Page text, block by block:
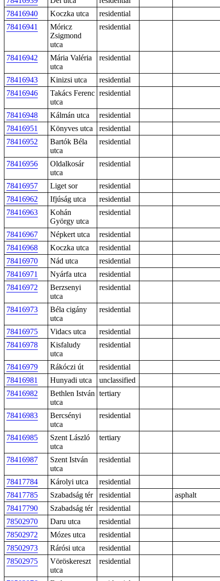
78416940
Koczka utca
residential
78416941
Móricz
Zsigmond
utca
residential
78416942
Mária Valéria
utca
residential
78416943 Kinizsi utca
residential
78416946
Takács Ferenc
utca
residential
78416948 Kálmán utca
residential
78416951
Könyves utca
residential
78416952
Bartók Béla
utca
residential
78416956
Oldalkosár
utca
residential
78416957 Liget sor
residential
78416962
Ifjúság utca
residential
78416963
Kohán
György utca
residential
78416967 Népkert utca
residential
78416968
Koczka utca
residential
78416970
Nád utca
residential
78416971
Nyárfa utca
residential
78416972
Berzsenyi
utca
residential
78416973
Béla cigány
utca
residential
78416975 Vidacs utca
residential
78416978
Kisfaludy
utca
residential
78416979 Rákóczi út
residential
78416981
Hunyadi utca
unclassified
78416982
Bethlen István
utca
tertiary
78416983
Bercsényi
utca
residential
78416985
Szent László
utca
tertiary
78416987
Szent István
utca
residential
78417784 Károlyi utca
residential
78417785
Szabadság tér residential
asphalt
78417790
Szabadság tér
residential
78502970
Daru utca
residential
78502972
Mózes utca
residential
78502973
Rárósi utca
residential
78502975
Vöröskereszt
utca
residential